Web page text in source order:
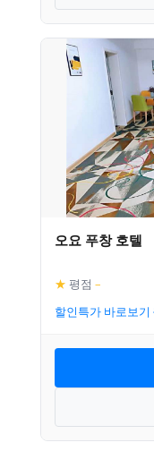
오요 푸창 호텔
★ 평점 –
할인특가 바로보기